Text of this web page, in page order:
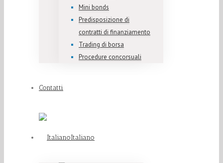
Mini bonds
Predisposizione di
contratti di finanziamento
Trading di borsa
Procedure concorsuali
Contatti
Italiano